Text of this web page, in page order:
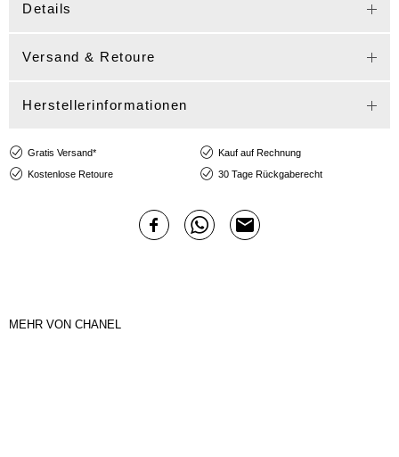
Details
Versand & Retoure
Herstellerinformationen
Gratis Versand*
Kauf auf Rechnung
Kostenlose Retoure
30 Tage Rückgaberecht
MEHR VON CHANEL